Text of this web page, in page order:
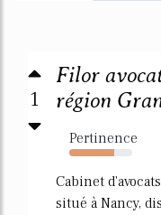
1
Filor
région
Pertinence
72%
Cabinet
situé à Nancy,